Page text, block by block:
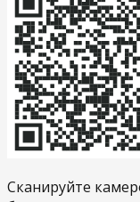
Сканируйте